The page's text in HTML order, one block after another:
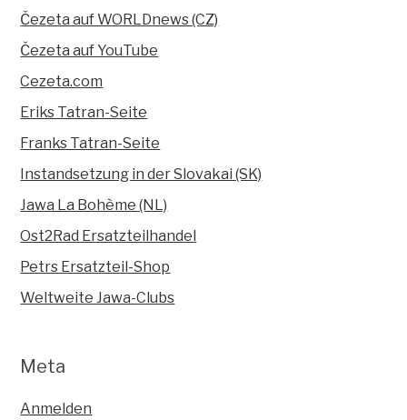
Čezeta auf WORLDnews (CZ)
Čezeta auf YouTube
Cezeta.com
Eriks Tatran-Seite
Franks Tatran-Seite
Instandsetzung in der Slovakai (SK)
Jawa La Bohème (NL)
Ost2Rad Ersatzteilhandel
Petrs Ersatzteil-Shop
Weltweite Jawa-Clubs
Meta
Anmelden